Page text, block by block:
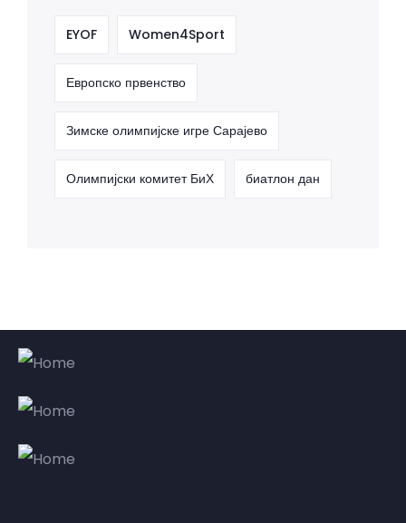
EYOF Women4Sport
Европско првенство
Зимске олимпијске игре Сарајево
Олимпијски комитет БиХ биатлон дан